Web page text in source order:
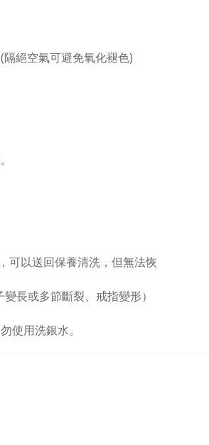
絕空氣可避免氧化褪色)
可以送回保養清洗，但無法恢
長或多節斷裂、戒指變形）
使用洗銀水。